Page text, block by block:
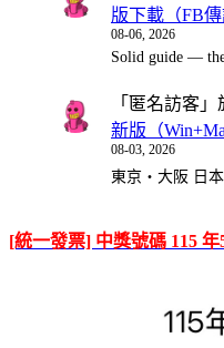
版下載（FB傳
08-06, 2026
Solid guide —
「 匿名訪客 」
新版（
08-03, 2026
東京・大阪 日
[統一發票] 中獎號碼 115 年